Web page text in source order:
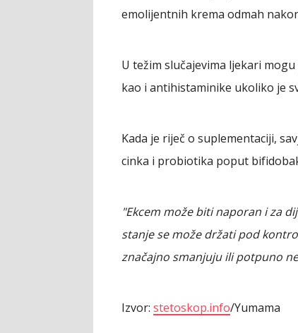
emolijentnih krema odmah
U težim slučajevima ljekari
kao i antihistaminike ukoliko je
Kada je riječ o suplementaciji,
cinka i probiotika poput
"Ekcem može biti naporan i za
stanje se može držati pod
značajno smanjuju ili potpuno
Izvor: stetoskop.info/Yumama